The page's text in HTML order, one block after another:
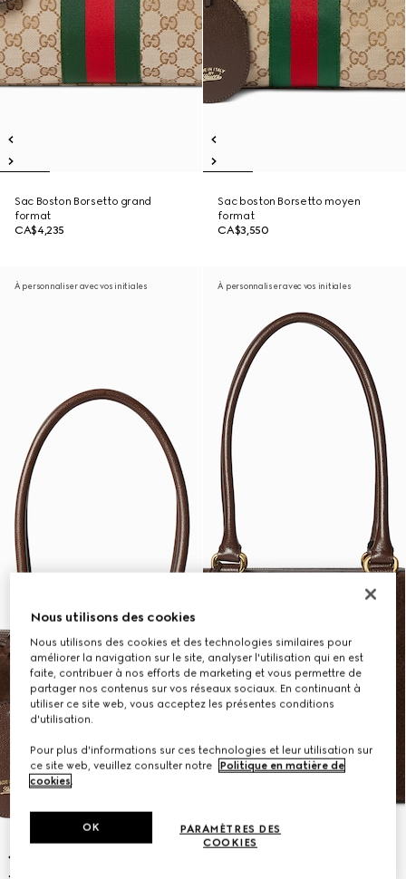
Sac Boston Borsetto grand
format
CA$4,235
Sac boston Borsetto moyen
format
CA$3,550
À personnaliser avec vos initiales À personnaliser avec vos initiales
Nous utilisons des cookies
Nous utilisons des cookies et des technologies similaires pour
améliorer la navigation sur le site, analyser l'utilisation qui en est
faite, contribuer à nos efforts de marketing et vous permettre de
partager nos contenus sur vos réseaux sociaux. En continuant à
utiliser ce site web, vous acceptez les présentes conditions
d'utilisation.
Pour plus d'informations sur ces technologies et leur utilisation sur
ce site web, veuillez consulter notre
Politique en matière de
cookies.
PARAMÈTRES DES
COOKIES
OK